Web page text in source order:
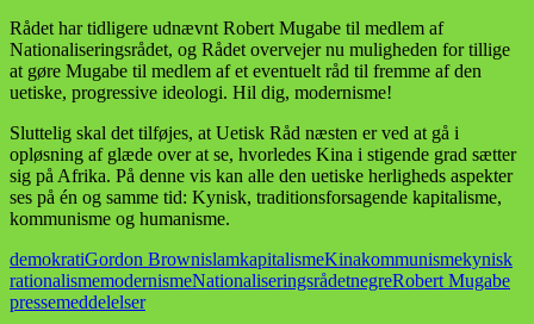
Rådet har tidligere udnævnt Robert Mugabe til medlem af
Nationaliseringsrådet, og Rådet overvejer nu muligheden for tillige
at gøre Mugabe til medlem af et eventuelt råd til fremme af den
uetiske, progressive ideologi. Hil dig, modernisme!
Sluttelig skal det tilføjes, at Uetisk Råd næsten er ved at gå i
opløsning af glæde over at se, hvorledes Kina i stigende grad sætter
sig på Afrika. På denne vis kan alle den uetiske herligheds aspekter
ses på én og samme tid: Kynisk, traditionsforsagende kapitalisme,
kommunisme og humanisme.
demokratiGordon BrownislamkapitalismeKinakommunismekynisk
rationalismemodernismeNationaliseringsrådetnegreRobert Mugabe
pressemeddelelser